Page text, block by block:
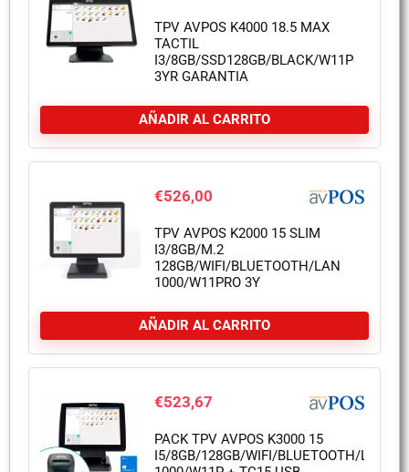
TPV AVPOS K4000 18.5 MAX
TACTIL
I3/8GB/SSD128GB/BLACK/W11P
3YR GARANTIA
AÑADIR AL CARRITO
€526,00
TPV AVPOS K2000 15 SLIM
I3/8GB/M.2
128GB/WIFI/BLUETOOTH/LAN
1000/W11PRO 3Y
AÑADIR AL CARRITO
€523,67
PACK TPV AVPOS K3000 15
I5/8GB/128GB/WIFI/BLUETOOTH/LAN